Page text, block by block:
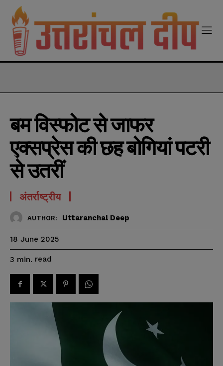
बम विस्फोट से जाफर
एक्सप्रेस की छह बोगियां पटरी
से उतरीं
अंतर्राष्ट्रीय
AUTHOR: Uttaranchal Deep
18 June 2025
3 min. read